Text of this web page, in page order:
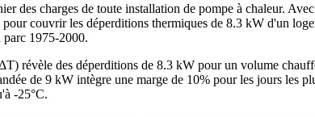
charges de toute installation de pompe à chaleur.
couvrir les déperditions thermiques de 8.3 kW d'un
parc 1975-2000.
révèle des déperditions de 8.3 kW pour un volume
de 9 kW intègre une marge de 10% pour les jours les
-25°C.